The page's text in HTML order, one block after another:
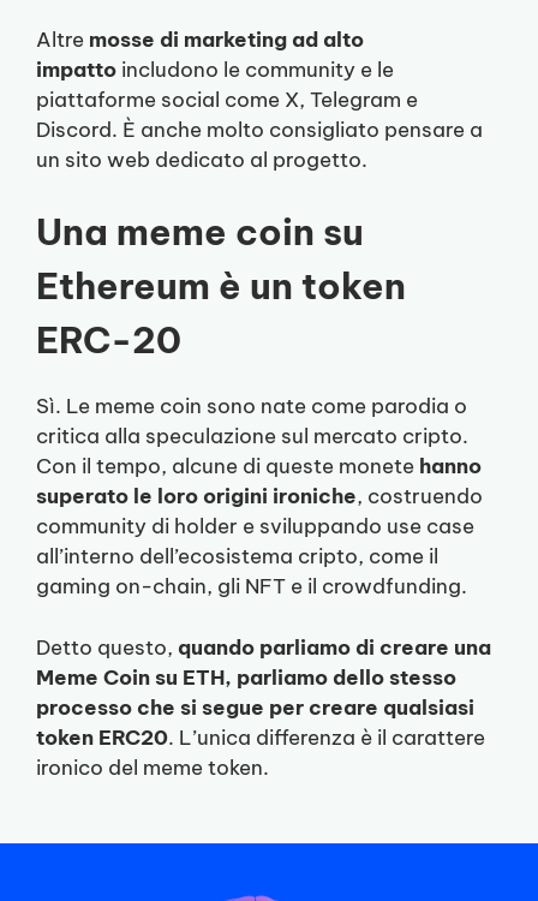
Altre mosse di marketing ad alto
impatto includono le community e le
piattaforme social come X, Telegram e
Discord. È anche molto consigliato pensare a
un sito web dedicato al progetto.
Una meme coin su
Ethereum è un token
ERC-20
Sì. Le meme coin sono nate come parodia o
critica alla speculazione sul mercato cripto.
Con il tempo, alcune di queste monete hanno
superato le loro origini ironiche, costruendo
community di holder e sviluppando use case
all’interno dell’ecosistema cripto, come il
gaming on-chain, gli NFT e il crowdfunding.
Detto questo, quando parliamo di creare una
Meme Coin su ETH, parliamo dello stesso
processo che si segue per creare qualsiasi
token ERC20. L’unica differenza è il carattere
ironico del meme token.